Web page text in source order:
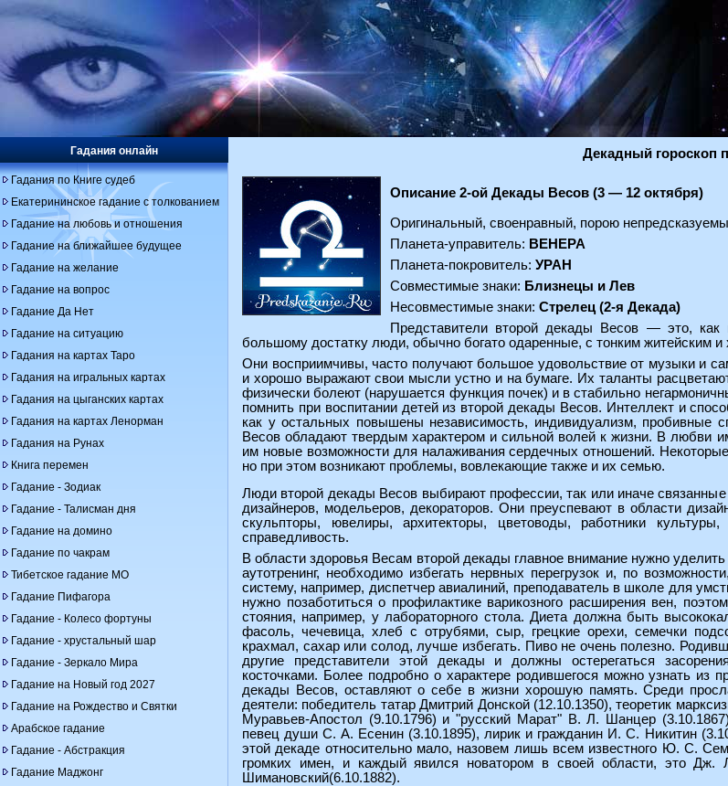
Декадный гороскоп
Описание 2-ой Декады Весов (3 — 12 октября)
Оригинальный, своенравный, порою
Планета-управитель: ВЕНЕРА
Планета-покровитель: УРАН
Совместимые знаки: Близнецы и Лев
Несовместимые знаки: Стрелец (2-я Декада)
Представители второй декады Весов — это,
большому достатку люди, обычно богато одаренные, с тонким житейским
Они восприимчивы, часто получают большое удовольствие от музыки и
и хорошо выражают свои мысли устно и на бумаге. Их таланты
физически болеют (нарушается функция почек) и в стабильно
помнить при воспитании детей из второй декады Весов. Интеллект и
как у остальных повышены независимость, индивидуализм, пробивные
Весов обладают твердым характером и сильной волей к жизни. В любви
им новые возможности для налаживания сердечных отношений.
но при этом возникают проблемы, вовлекающие также и их семью.
Люди второй декады Весов выбирают профессии, так или иначе
дизайнеров, модельеров, декораторов. Они преуспевают в области
скульпторы, ювелиры, архитекторы, цветоводы, работники
справедливость.
В области здоровья Весам второй декады главное внимание нужно
аутотренинг, необходимо избегать нервных перегрузок и, по
систему, например, диспетчер авиалиний, преподаватель в школе для
нужно позаботиться о профилактике варикозного расширения вен,
стояния, например, у лабораторного стола. Диета должна быть
фасоль, чечевица, хлеб с отрубями, сыр, грецкие орехи, семечки
крахмал, сахар или солод, лучше избегать. Пиво не очень полезно.
другие представители этой декады и должны остерегаться
косточками. Более подробно о характере родившегося можно узнать из
декады Весов, оставляют о себе в жизни хорошую память. Среди
деятели: победитель татар Дмитрий Донской (12.10.1350), теоретик
Муравьев-Апостол (9.10.1796) и "русский Марат" В. Л. Шанцер
певец души С. А. Есенин (3.10.1895), лирик и гражданин И. С. Никитин
этой декаде относительно мало, назовем лишь всем известного Ю. С.
громких имен, и каждый явился новатором в своей области, это Дж.
Шимановский(6.10.1882).
Гадания онлайн
Гадания по Книге судеб
Екатерининское гадание с толкованием
Гадание на любовь и отношения
Гадание на ближайшее будущее
Гадание на желание
Гадание на вопрос
Гадание Да Нет
Гадание на ситуацию
Гадания на картах Таро
Гадания на игральных картах
Гадания на цыганских картах
Гадания на картах Ленорман
Гадания на Рунах
Книга перемен
Гадание - Зодиак
Гадание - Талисман дня
Гадание на домино
Гадание по чакрам
Тибетское гадание МО
Гадание Пифагора
Гадание - Колесо фортуны
Гадание - хрустальный шар
Гадание - Зеркало Мира
Гадание на Новый год 2027
Гадание на Рождество и Святки
Арабское гадание
Гадание - Абстракция
Гадание Маджонг